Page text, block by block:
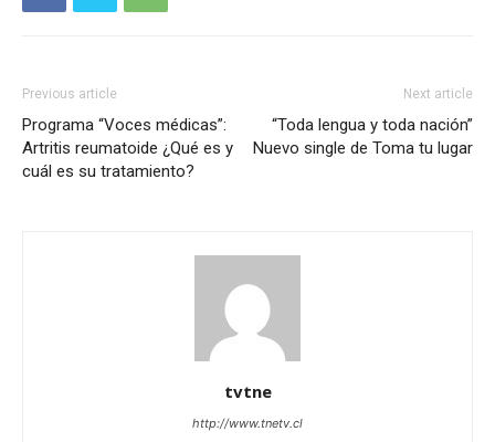
Previous article
Programa “Voces médicas”:
Artritis reumatoide ¿Qué es y
cuál es su tratamiento?
Next article
“Toda lengua y toda nación”
Nuevo single de Toma tu lugar
tvtne
http://www.tnetv.cl